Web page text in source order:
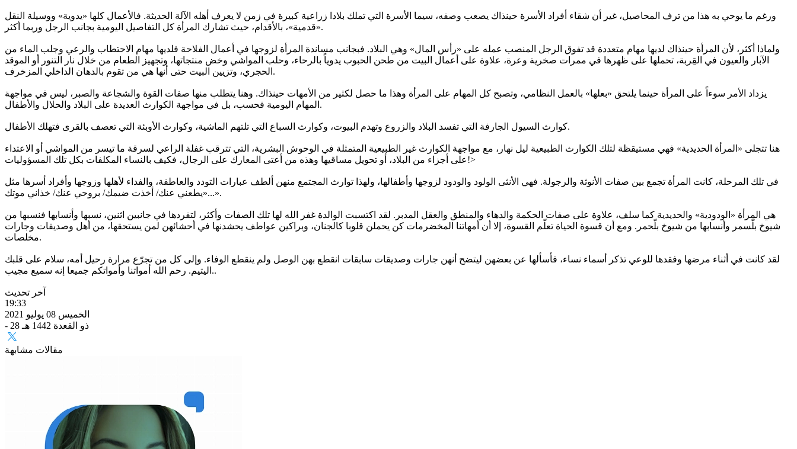
ورغم ما يوحي به هذا من ترف المحاصيل، غير أن شقاء أفراد الأسرة حينذاك يصعب وصفه، سيما الأسرة التي تملك بلادا زراعية كبيرة في زمن لا يعرف أهله الآلة الحديثة. فالأعمال كلها «يدوية» ووسيلة النقل
«قدمية»، بالأقدام، حيث تشارك المرأة كل التفاصيل اليومية بجانب الرجل وربما أكثر.
ولماذا أكثر، لأن المرأة حينذاك لديها مهام متعددة قد تفوق الرجل المنصب عمله على «رأس المال» وهي البلاد. فبجانب مساندة المرأة لزوجها في أعمال الفلاحة فلديها مهام الاحتطاب والرعي وجلب الماء من
الآبار والعيون في القِربة، تحملها على ظهرها في ممرات صخرية وعرة، علاوة على أعمال البيت من طحن الحبوب يدوياً بالرحاء، وحلب المواشي وخض منتجاتها، وتجهيز الطعام من خلال نار التنور أو الموقد
الحجري، وتزيين البيت حتى أنها هي من تقوم بالدهان الداخلي المزخرف.
يزداد الأمر سوءاً على المرأة حينما يلتحق «بعلها» بالعمل النظامي، وتصبح كل المهام على المرأة وهذا ما حصل لكثير من الأمهات حينذاك. وهنا يتطلب منها صفات القوة والشجاعة والصبر، ليس في مواجهة
المهام اليومية فحسب، بل في مواجهة الكوارث العديدة على البلاد والحلال والأطفال.
كوارث السيول الجارفة التي تفسد البلاد والزروع وتهدم البيوت، وكوارث السباع التي تلتهم الماشية، وكوارث الأوبئة التي تعصف بالقرى فتهلك الأطفال.
هنا تتجلى «المرأة الحديدية» فهي مستيقظة لتلك الكوارث الطبيعية ليل نهار، مع مواجهة الكوارث غير الطبيعية المتمثلة في الوحوش البشرية، التي تترقب غفلة الراعي لسرقة ما تيسر من المواشي أو الاعتداء
على أجزاء من البلاد، أو تحويل مساقيها وهذه من أعتى المعارك على الرجال، فكيف بالنساء المكلفات بكل تلك المسؤوليات!>
في تلك المرحلة، كانت المرأة تجمع بين صفات الأنوثة والرجولة. فهي الأنثى الولود والودود لزوجها وأطفالها، ولهذا توارث المجتمع منهن ألطف عبارات التودد والعاطفة، والفداء لأهلها وزوجها وأفراد أسرها مثل
«يطعني عنك/ أخذت ضيمك/ بروحي عنك/ خذاني موتك...».
هي المرأة «الودودية» والحديدية كما سلف، علاوة على صفات الحكمة والدهاء والمنطق والعقل المدبر. لقد اكتسبت الوالدة غفر الله لها تلك الصفات وأكثر، لتفردها في جانبين اثنين، نسبها وأنسابها فنسبها من
شيوخ بلّسمر وأنسابها من شيوخ بلّحمر. ومع أن قسوة الحياة تعلّم القسوة، إلا أن أمهاتنا المخضرمات كن يحملن قلوبا كالجنان، وبراكين عواطف يحشدنها في أحشائهن لمن يستحقها، من أهل وصديقات وجارات
مخلصات.
لقد كانت في أثناء مرضها وفقدها للوعي تذكر أسماء نساء، فأسألها عن بعضهن ليتضح أنهن جارات وصديقات سابقات انقطع بهن الوصل ولم ينقطع الوفاء. وإلى كل من تجرّع مرارة رحيل أمه، سلام على قلبك
اليتيم. رحم الله أمواتنا وأمواتكم جميعا إنه سميع مجيب..
آخر تحديث
19:33
الخميس 08 يوليو 2021
- 28 ذو القعدة 1442 هـ
مقالات مشابهة